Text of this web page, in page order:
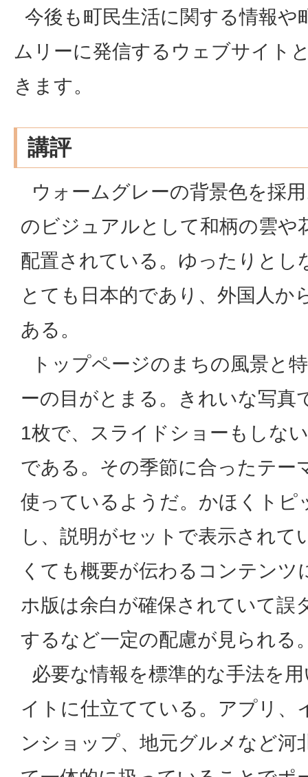
今後も町民生活に関する情報や
ムリーに発信するウェブサイト
きます。
講評
ウォームグレーの背景色を採
のビジュアルとして和柄の雲や
配置されている。ゆったりとし
とても日本的であり、外国人か
ある。
トップページのまちの風景と
ーの目がとまる。きれいな写真
1枚で、スライドショーもしな
である。その季節に合ったテー
使っているようだ。かほくトピ
し、説明がセットで表示されて
くても概要が伝わるコンテンツ
ホ版は余白が確保されていて誤
するなど一定の配慮が見られる
必要な情報を標準的な手法を
イトに仕立てている。アプリ、
ンショップ、地元グルメなど河